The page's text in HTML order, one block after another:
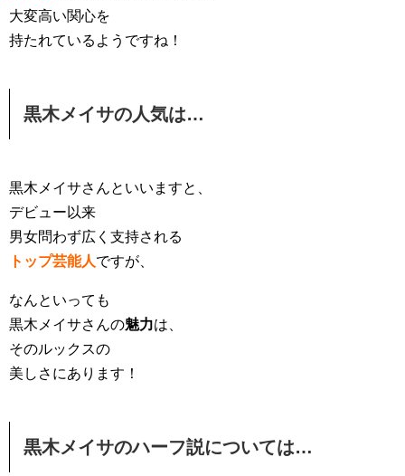
大変高い関心を
持たれているようですね！
黒木メイサの人気は…
黒木メイサさんといいますと、
デビュー以来
男女問わず広く支持される
トップ芸能人ですが、
なんといっても
黒木メイサさんの魅力は、
そのルックスの
美しさにあります！
黒木メイサのハーフ説については…